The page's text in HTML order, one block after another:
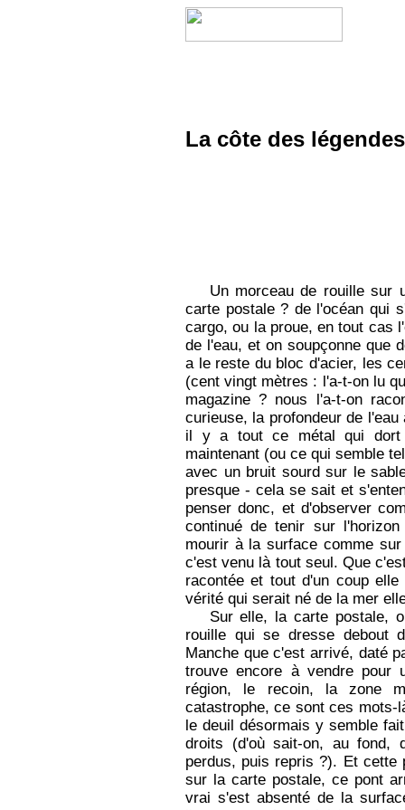
La côte des
Un morceau de rouille sur
carte postale ? de l'océan qui
cargo, ou la proue, en tout cas
de l'eau, et on soupçonne que
a le reste du bloc d'acier, les
(cent vingt mètres : l'a-t-on lu
magazine ? nous l'a-t-on
curieuse, la profondeur de
il y a tout ce métal qui dort
maintenant (ou ce qui semble
avec un bruit sourd sur le
presque - cela se sait et
penser donc, et d'observer
continué de tenir sur
mourir à la surface comme
c'est venu là tout seul. Que
racontée et tout d'un coup
vérité qui serait né de la mer
Sur elle, la carte postale,
rouille qui se dresse debout
Manche que c'est arrivé, daté
trouve encore à vendre pour
région, le recoin, la zone
catastrophe, ce sont ces mots-
le deuil désormais y semble
droits (d'où sait-on, au fond,
perdus, puis repris ?). Et cette
sur la carte postale, ce pont
vrai s'est absenté de la